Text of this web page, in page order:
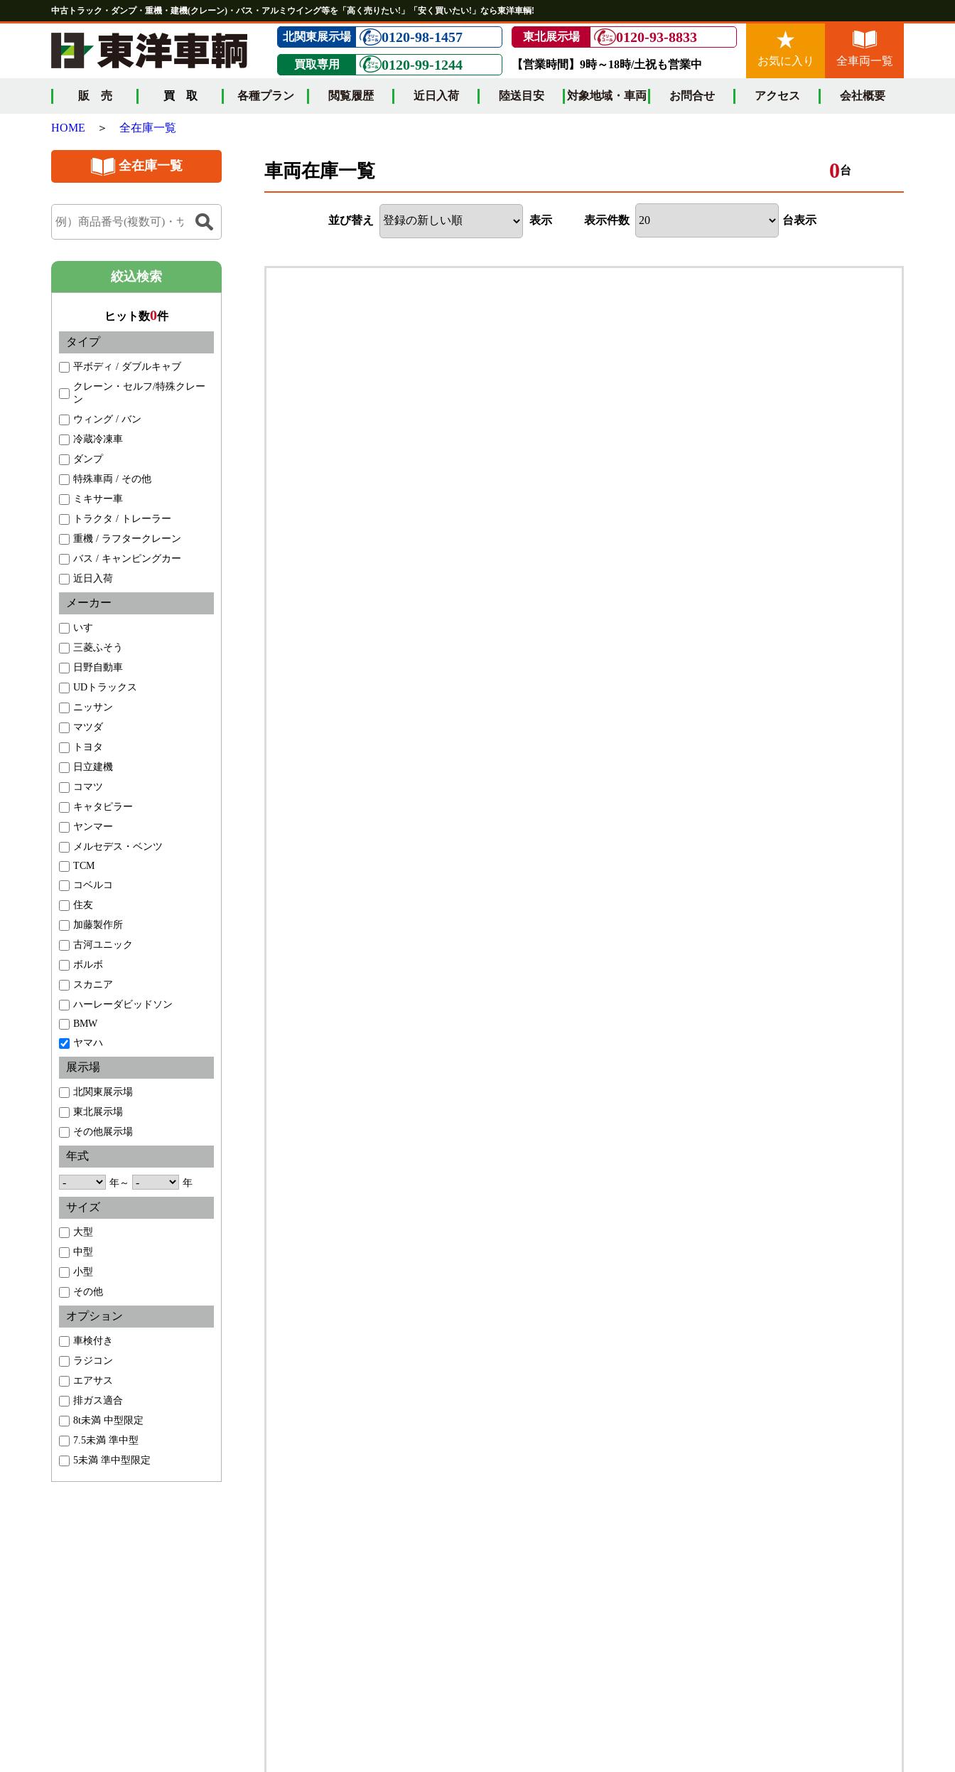
中古トラック・ダンプ・重機・建機(クレーン)・バス・アルミウイング等を「高く売りたい!」「安く買いたい!」なら東洋車輌!
北関東展示場 0120-98-1457 東北展示場 0120-93-8833
買取専用 0120-99-1244 【営業時間】9時～18時/土祝も営業中 お気に入り 全車両一覧
販 売 買 取 各種プラン 閲覧履歴 近日入荷 陸送目安 対象地域・車両 お問合せ アクセス 会社概要
HOME ＞ 全在庫一覧
車両在庫一覧 0台
並び替え 表示 表示件数 台表示
全在庫一覧
絞込検索
ヒット数0件
タイプ
平ボディ / ダブルキャブ
クレーン・セルフ/特殊クレー
ン
ウィング / バン
冷蔵冷凍車
ダンプ
特殊車両 / その他
ミキサー車
トラクタ / トレーラー
重機 / ラフタークレーン
バス / キャンピングカー
近日入荷
メーカー
いすゞ
三菱ふそう
日野自動車
UDトラックス
ニッサン
マツダ
トヨタ
日立建機
コマツ
キャタピラー
ヤンマー
メルセデス・ベンツ
TCM
コベルコ
住友
加藤製作所
古河ユニック
ボルボ
スカニア
ハーレーダビッドソン
BMW
ヤマハ
展示場
北関東展示場
東北展示場
その他展示場
年式
年～ 年
サイズ
大型
中型
小型
その他
オプション
車検付き
ラジコン
エアサス
排ガス適合
8t未満 中型限定
7.5未満 準中型
5未満 準中型限定